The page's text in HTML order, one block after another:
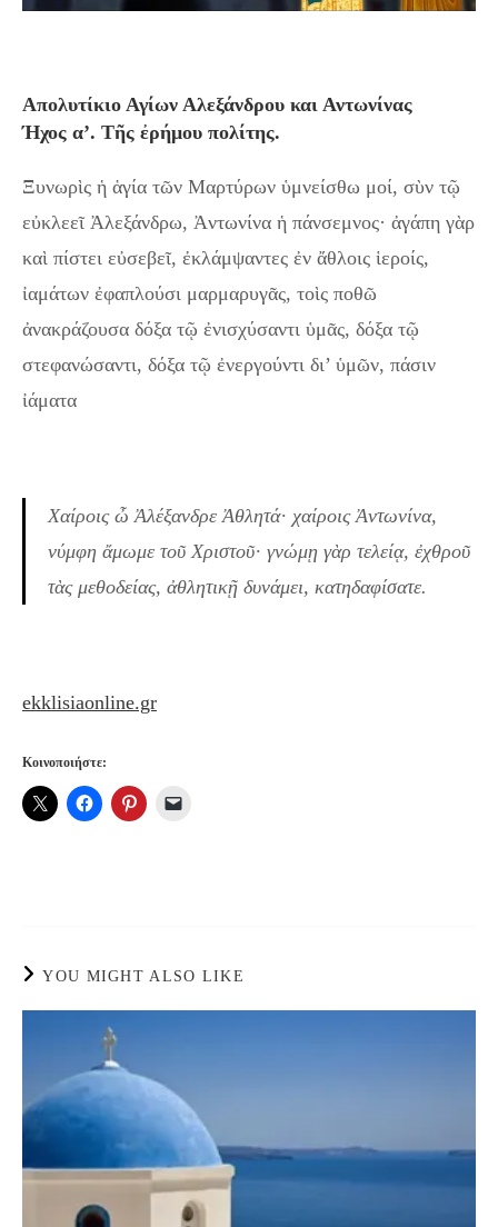
Aπολυτίκιο Αγίων Αλεξάνδρου και Αντωνίνας
Ήχος α’. Τῆς ἐρήμου πολίτης.
Ξυνωρὶς ἡ ἁγία τῶν Μαρτύρων ὑμνείσθω μοί, σὺν τῷ
εὐκλεεῖ Ἀλεξάνδρω, Ἀντωνίνα ἡ πάνσεμνος· ἀγάπη γὰρ
καὶ πίστει εὐσεβεῖ, ἐκλάμψαντες ἐν ἄθλοις ἱεροίς,
ἰαμάτων ἐφαπλούσι μαρμαρυγᾶς, τοὶς ποθῶ
ἀνακράζουσα δόξα τῷ ἐνισχύσαντι ὑμᾶς, δόξα τῷ
στεφανώσαντι, δόξα τῷ ἐνεργούντι δι’ ὑμῶν, πάσιν
ἰάματα
Χαίροις ὦ Ἀλέξανδρε Ἀθλητά· χαίροις Ἀντωνίνα,
νύμφη ἄμωμε τοῦ Χριστοῦ· γνώμῃ γὰρ τελείᾳ, ἐχθροῦ
τὰς μεθοδείας, ἀθλητικῇ δυνάμει, κατηδαφίσατε.
ekklisiaonline.gr
Κοινοποιήστε:
YOU MIGHT ALSO LIKE